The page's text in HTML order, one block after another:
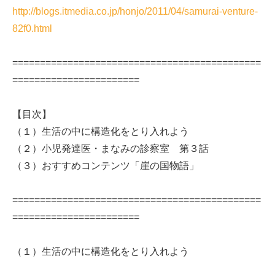
http://blogs.itmedia.co.jp/honjo/2011/04/samurai-venture-
82f0.html
=============================================
=======================
【目次】
（１）生活の中に構造化をとり入れよう
（２）小児発達医・まなみの診察室 第３話
（３）おすすめコンテンツ「崖の国物語」
=============================================
=======================
（１）生活の中に構造化をとり入れよう